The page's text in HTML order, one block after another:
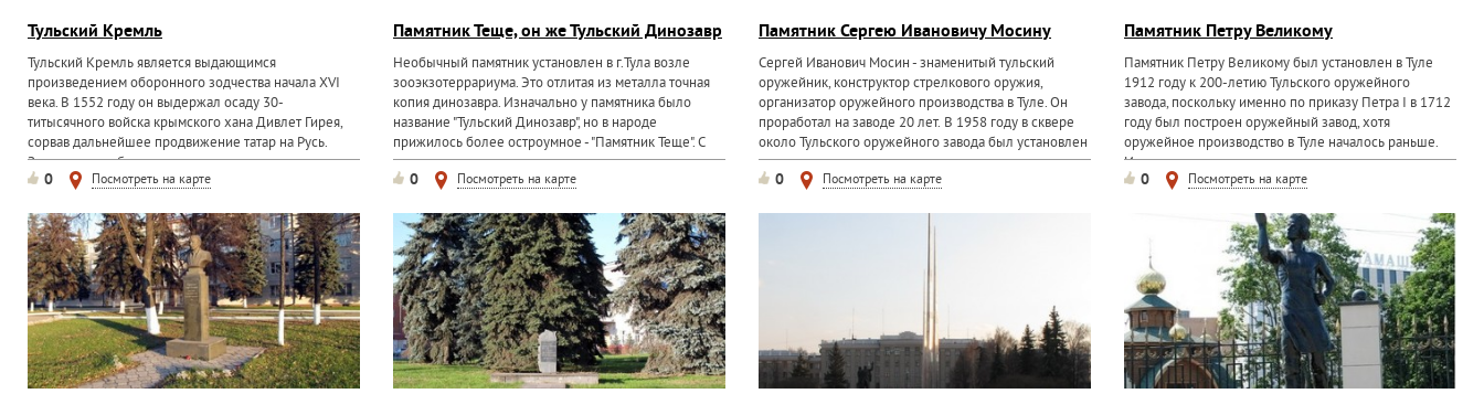
Тульский Кремль
Тульский Кремль является выдающимся
произведением оборонного зодчества начала XVI
века. В 1552 году он выдержал осаду 30-
титысячного войска крымского хана Дивлет Гирея,
сорвав дальнейшее продвижение татар на Русь.
Здание имеет богатую историю:...
0 Посмотреть на карте
Памятник Теще, он же Тульский Динозавр
Необычный памятник установлен в г.Тула возле
зооэкзотеррариума. Это отлитая из металла точная
копия динозавра. Изначально у памятника было
название "Тульский Динозавр", но в народе
прижилось более остроумное - "Памятник Теще". С
появлением этого...
0 Посмотреть на карте
Памятник Сергею Ивановичу Мосину
Сергей Иванович Мосин - знаменитый тульский
оружейник, конструктор стрелкового оружия,
организатор оружейного производства в Туле. Он
проработал на заводе 20 лет. В 1958 году в сквере
около Тульского оружейного завода был установлен
памятник из
0 Посмотреть на карте
Памятник Петру Великому
Памятник Петру Великому был установлен в Туле
1912 году к 200-летию Тульского оружейного
завода, поскольку именно по приказу Петра I в 1712
году был построен оружейный завод, хотя
оружейное производство в Туле началось раньше.
Изначально...
0 Посмотреть на карте